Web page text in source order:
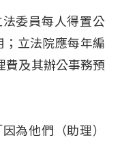
委員每人得置公
立法院應每年編
費及其辦公事務預
為他們（助理）